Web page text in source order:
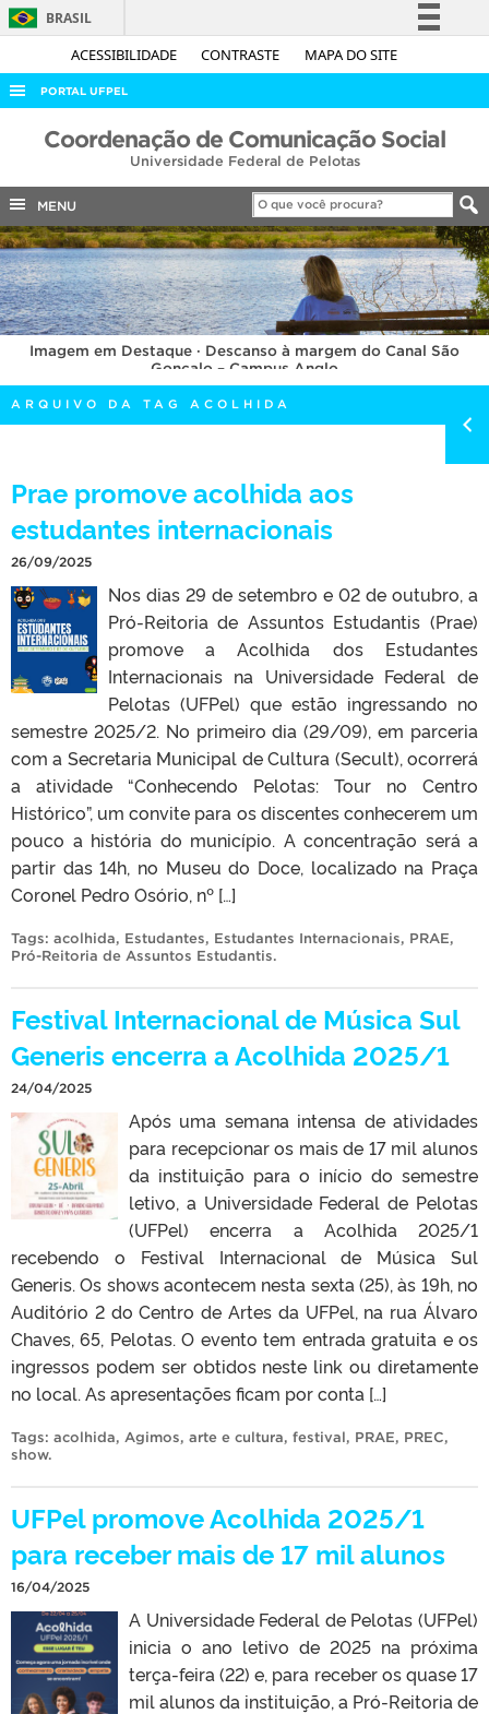
ACESSIBILIDADE CONTRASTE MAPA DO SITE
BRASIL
Simplifique!
Acesso à informação
Legislação
Canais
PORTAL UFPEL
ACESSO À INFORMAÇÃO
COBALTO
CONCURSOS
EDITAIS
INTERNACIONAL
OUVIDORIA
PORTARIAS
TELEFONES
Coordenação de Comunicação Social
Universidade Federal de Pelotas
MENU
Imagem em Destaque · Descanso à margem do Canal São
Gonçalo – Campus Anglo
ARQUIVO DA TAG ACOLHIDA
Prae promove acolhida aos
estudantes internacionais
26/09/2025
Nos dias 29 de setembro e 02 de outubro, a
Pró-Reitoria de Assuntos Estudantis (Prae)
promove a Acolhida dos Estudantes
Internacionais na Universidade Federal de
Pelotas (UFPel) que estão ingressando no
semestre 2025/2. No primeiro dia (29/09), em parceria
com a Secretaria Municipal de Cultura (Secult), ocorrerá
a atividade “Conhecendo Pelotas: Tour no Centro
Histórico”, um convite para os discentes conhecerem um
pouco a história do município. A concentração será a
partir das 14h, no Museu do Doce, localizado na Praça
Coronel Pedro Osório, nº […]
Tags: acolhida, Estudantes, Estudantes Internacionais, PRAE,
Pró-Reitoria de Assuntos Estudantis.
Festival Internacional de Música Sul
Generis encerra a Acolhida 2025/1
24/04/2025
Após uma semana intensa de atividades
para recepcionar os mais de 17 mil alunos
da instituição para o início do semestre
letivo, a Universidade Federal de Pelotas
(UFPel) encerra a Acolhida 2025/1
recebendo o Festival Internacional de Música Sul
Generis. Os shows acontecem nesta sexta (25), às 19h, no
Auditório 2 do Centro de Artes da UFPel, na rua Álvaro
Chaves, 65, Pelotas. O evento tem entrada gratuita e os
ingressos podem ser obtidos neste link ou diretamente
no local. As apresentações ficam por conta […]
Tags: acolhida, Agimos, arte e cultura, festival, PRAE, PREC,
show.
UFPel promove Acolhida 2025/1
para receber mais de 17 mil alunos
16/04/2025
A Universidade Federal de Pelotas (UFPel)
inicia o ano letivo de 2025 na próxima
terça-feira (22) e, para receber os quase 17
mil alunos da instituição, a Pró-Reitoria de